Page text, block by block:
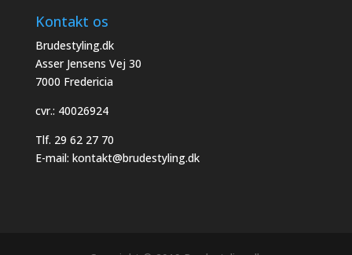
Kontakt os
Brudestyling.dk
Asser Jensens Vej 30
7000 Fredericia
cvr.: 40026924
Tlf. 29 62 27 70
E-mail: kontakt@brudestyling.dk